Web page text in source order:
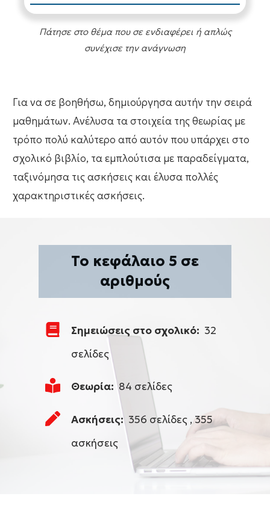
Πάτησε στο θέμα που σε ενδιαφέρει ή απλώς
συνέχισε την ανάγνωση
Για να σε βοηθήσω, δημιούργησα αυτήν την σειρά
μαθημάτων. Ανέλυσα τα στοιχεία της θεωρίας με
τρόπο πολύ καλύτερο από αυτόν που υπάρχει στο
σχολικό βιβλίο, τα εμπλούτισα με παραδείγματα,
ταξινόμησα τις ασκήσεις και έλυσα πολλές
χαρακτηριστικές ασκήσεις.
Το κεφάλαιο 5 σε
αριθμούς
Σημειώσεις στο σχολικό: 32
σελίδες
Θεωρία: 84 σελίδες
Ασκήσεις:356 σελίδες , 355
ασκήσεις